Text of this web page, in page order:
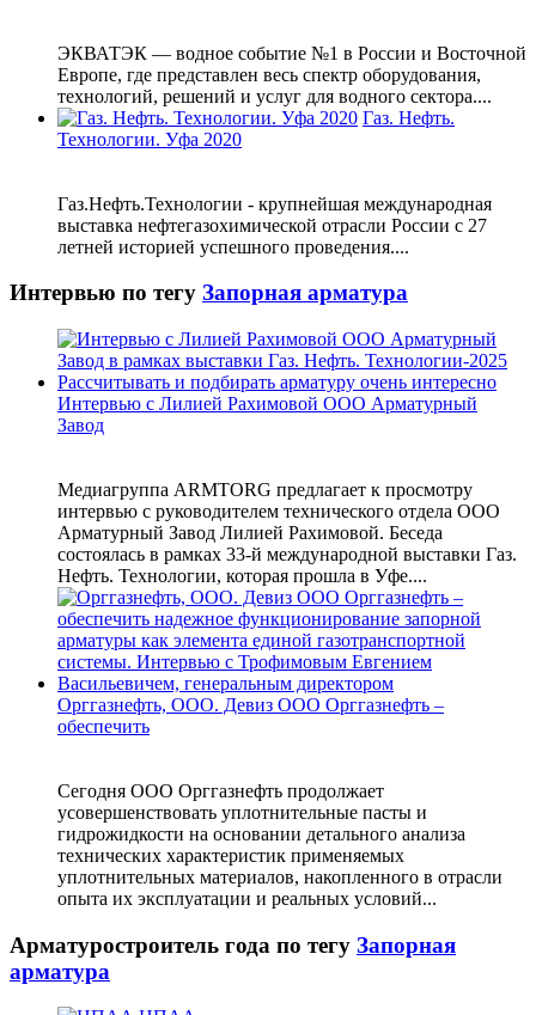
ЭКВАТЭК — водное событие №1 в России и Восточной
Европе, где представлен весь спектр оборудования,
технологий, решений и услуг для водного сектора....
Газ. Нефть.
Технологии. Уфа 2020
Газ.Нефть.Технологии - крупнейшая международная
выставка нефтегазохимической отрасли России с 27
летней историей успешного проведения....
Интервью по тегу Запорная арматура
Интервью с Лилией Рахимовой ООО Арматурный
Завод
Медиагруппа ARMTORG предлагает к просмотру
интервью с руководителем технического отдела ООО
Арматурный Завод Лилией Рахимовой. Беседа
состоялась в рамках 33-й международной выставки Газ.
Нефть. Технологии, которая прошла в Уфе....
Орггазнефть, ООО. Девиз ООО Орггазнефть –
обеспечить
Сегодня ООО Орггазнефть продолжает
усовершенствовать уплотнительные пасты и
гидрожидкости на основании детального анализа
технических характеристик применяемых
уплотнительных материалов, накопленного в отрасли
опыта их эксплуатации и реальных условий...
Арматуростроитель года по тегу Запорная
арматура